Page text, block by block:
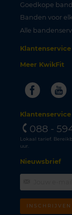
Goedkope
Banden voor
Alle
Klantenservice
Meer KwikFit
Klantenservice
088 -
Lokaal tarief.
uur.
Nieuwsbrief
INSCHRIJVEN